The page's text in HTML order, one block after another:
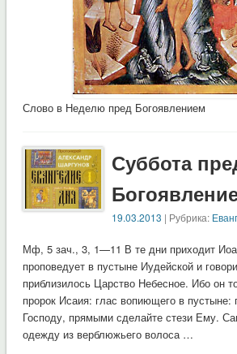
Слово в Неделю пред Богоявлением
Суббота
19.03.2013 | Рубрика:
Мф, 5 зач., 3, 1—11 В те дни приходит
проповедует в пустыне Иудейской и
приблизилось Царство Небесное. Ибо он
пророк Исаия: глас вопиющего в пустыне:
Господу, прямыми сделайте стези Ему.
одежду из верблюжьего волоса …